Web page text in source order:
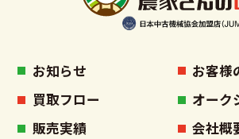
お知らせ
買取フロー
販売実績
お客様
オーク
会社概